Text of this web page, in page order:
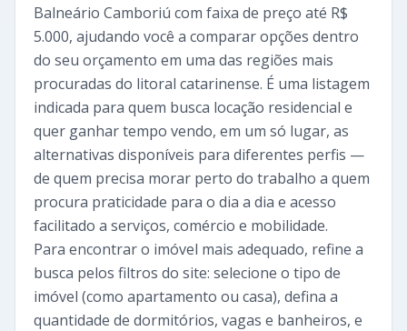
Balneário Camboriú com faixa de preço até R$
5.000, ajudando você a comparar opções dentro
do seu orçamento em uma das regiões mais
procuradas do litoral catarinense. É uma listagem
indicada para quem busca locação residencial e
quer ganhar tempo vendo, em um só lugar, as
alternativas disponíveis para diferentes perfis —
de quem precisa morar perto do trabalho a quem
procura praticidade para o dia a dia e acesso
facilitado a serviços, comércio e mobilidade.
Para encontrar o imóvel mais adequado, refine a
busca pelos filtros do site: selecione o tipo de
imóvel (como apartamento ou casa), defina a
quantidade de dormitórios, vagas e banheiros, e